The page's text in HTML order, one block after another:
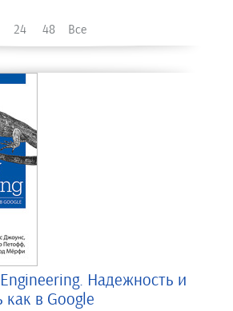
24 48 Все
Надежность и
как в Google